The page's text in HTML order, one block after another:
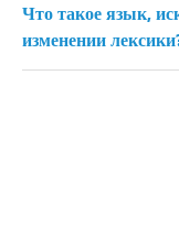
Что такое язык,
изменении